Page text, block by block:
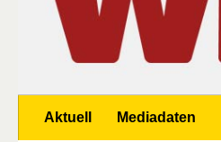
Aktuell Mediadaten